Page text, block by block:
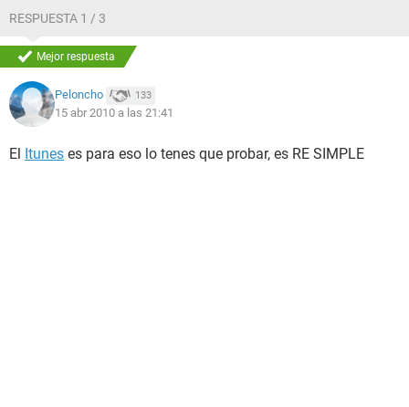
RESPUESTA 1 / 3
Mejor respuesta
Peloncho 133
15 abr 2010 a las 21:41
El Itunes es para eso lo tenes que probar, es RE SIMPLE